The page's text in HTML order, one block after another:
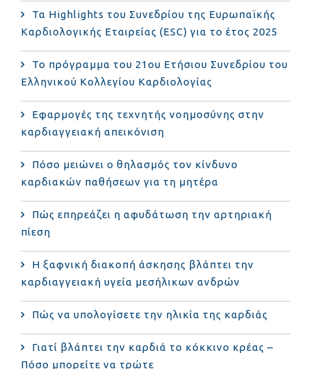
Τα Highlights του Συνεδρίου της Ευρωπαϊκής
Καρδιολογικής Εταιρείας (ESC) για το έτος 2025
Το πρόγραμμα του 21ου Ετήσιου Συνεδρίου του
Ελληνικού Κολλεγίου Καρδιολογίας
Εφαρμογές της τεχνητής νοημοσύνης στην
καρδιαγγειακή απεικόνιση
Πόσο μειώνει ο θηλασμός τον κίνδυνο
καρδιακών παθήσεων για τη μητέρα
Πώς επηρεάζει η αφυδάτωση την αρτηριακή
πίεση
Η ξαφνική διακοπή άσκησης βλάπτει την
καρδιαγγειακή υγεία μεσήλικων ανδρών
Πώς να υπολογίσετε την ηλικία της καρδιάς
Γιατί βλάπτει την καρδιά το κόκκινο κρέας –
Πόσο μπορείτε να τρώτε